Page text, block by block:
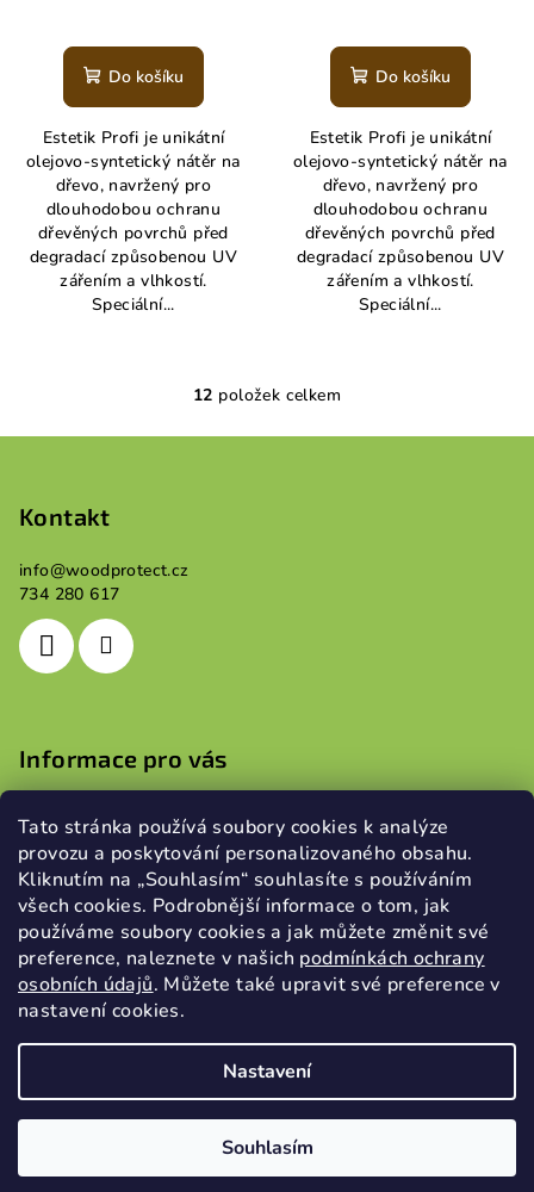
Tato stránka používá soubory cookies k analýze
provozu a poskytování personalizovaného obsahu.
Kliknutím na „Souhlasím“ souhlasíte s používáním
všech cookies. Podrobnější informace o tom, jak
používáme soubory cookies a jak můžete změnit své
preference, naleznete v našich podmínkách ochrany
osobních údajů. Můžete také upravit své preference v
nastavení cookies.
Nastavení
Souhlasím
hodnocení
produktu
z
5
hvězdiček.
Do košíku
Estetik Profi je unikátní
olejovo-syntetický nátěr na
dřevo, navržený pro
dlouhodobou ochranu
dřevěných povrchů před
degradací způsobenou UV
zářením a vlhkostí.
Speciální...
hodnocení
produktu
z
5
hvězdiček.
Do košíku
Estetik Profi je unikátní
olejovo-syntetický nátěr na
dřevo, navržený pro
dlouhodobou ochranu
dřevěných povrchů před
degradací způsobenou UV
zářením a vlhkostí.
Speciální...
O
v
ý
p
i
s
u
12 položek celkem
Kontakt
info@woodprotect.cz
734 280 617
Informace pro vás
Podmínky ochrany osobních údajů
Přijímáme online platby
Vytvořil Shoptet